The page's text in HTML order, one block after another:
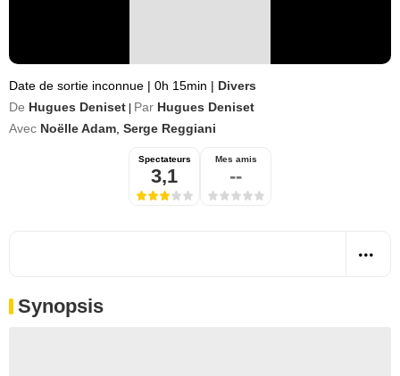
Date de sortie inconnue | 0h 15min | Divers
De Hugues Deniset Par Hugues Deniset
Avec Noëlle Adam Serge Reggiani
Spectateurs
3,1
Mes amis
--
Synopsis